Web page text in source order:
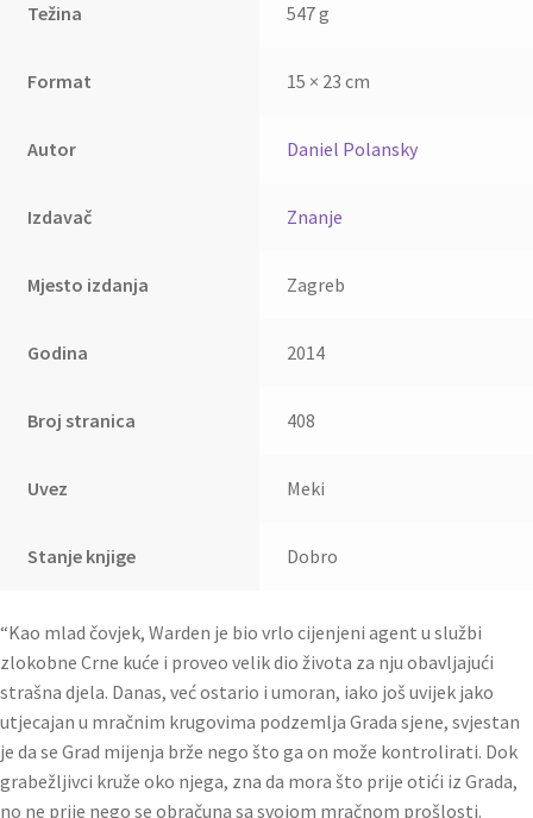
Težina 547 g
Format 15 × 23 cm
Autor Daniel Polansky
Izdavač Znanje
Mjesto izdanja Zagreb
Godina 2014
Broj stranica 408
Uvez Meki
Stanje knjige Dobro
“Kao mlad čovjek, Warden je bio vrlo cijenjeni agent u službi
zlokobne Crne kuće i proveo velik dio života za nju obavljajući
strašna djela. Danas, već ostario i umoran, iako još uvijek jako
utjecajan u mračnim krugovima podzemlja Grada sjene, svjestan
je da se Grad mijenja brže nego što ga on može kontrolirati. Dok
grabežljivci kruže oko njega, zna da mora što prije otići iz Grada,
no ne prije nego se obračuna sa svojom mračnom prošlosti.